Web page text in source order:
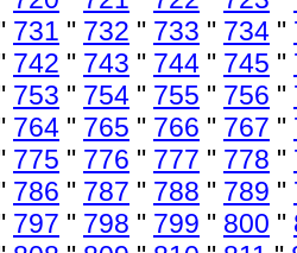
731 " 732 " 733 " 734 "
742 " 743 " 744 " 745 "
753 " 754 " 755 " 756 "
764 " 765 " 766 " 767 "
775 " 776 " 777 " 778 "
786 " 787 " 788 " 789 "
797 " 798 " 799 " 800 "